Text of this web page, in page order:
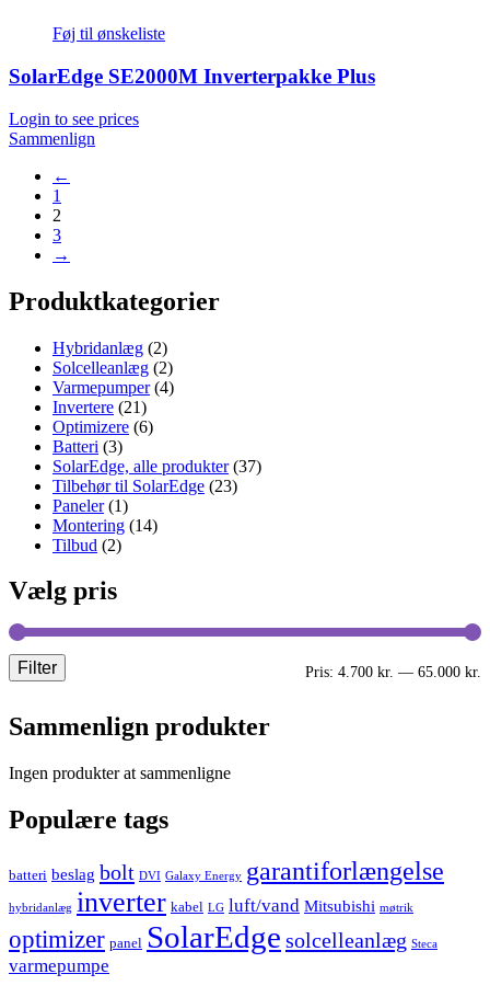
Føj til ønskeliste
SolarEdge SE2000M Inverterpakke Plus
Login to see prices
Sammenlign
←
1
2
3
→
Produktkategorier
Hybridanlæg (2)
Solcelleanlæg (2)
Varmepumper (4)
Invertere (21)
Optimizere (6)
Batteri (3)
SolarEdge, alle produkter (37)
Tilbehør til SolarEdge (23)
Paneler (1)
Montering (14)
Tilbud (2)
Vælg pris
Filter Pris: 4.700 kr. — 65.000 kr.
Sammenlign produkter
Ingen produkter at sammenligne
Populære tags
batteri beslag bolt DVI Galaxy Energy garantiforlængelse
hybridanlæg inverter kabel LG luft/vand Mitsubishi møtrik
optimizer panel SolarEdge solcelleanlæg Steca
varmepumpe